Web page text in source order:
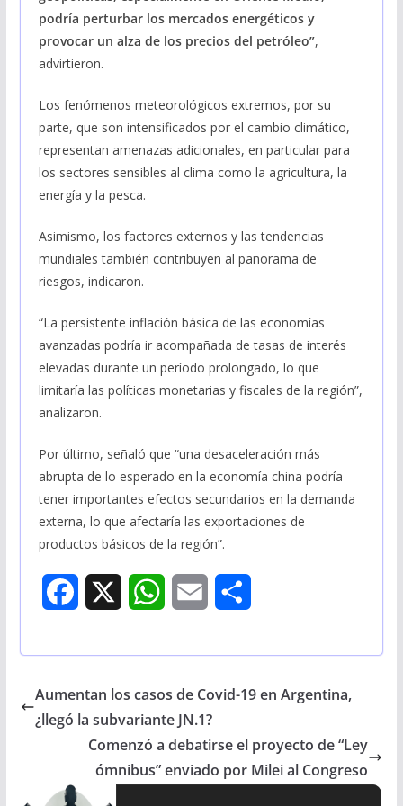
podría perturbar los mercados energéticos y
provocar un alza de los precios del petróleo”,
advirtieron.
Los fenómenos meteorológicos extremos, por su
parte, que son intensificados por el cambio climático,
representan amenazas adicionales, en particular para
los sectores sensibles al clima como la agricultura, la
energía y la pesca.
Asimismo, los factores externos y las tendencias
mundiales también contribuyen al panorama de
riesgos, indicaron.
“La persistente inflación básica de las economías
avanzadas podría ir acompañada de tasas de interés
elevadas durante un período prolongado, lo que
limitaría las políticas monetarias y fiscales de la región”,
analizaron.
Por último, señaló que “una desaceleración más
abrupta de lo esperado en la economía china podría
tener importantes efectos secundarios en la demanda
externa, lo que afectaría las exportaciones de
productos básicos de la región”.
e
W
t
A
i
l
r
Aumentan los casos de Covid-19 en Argentina,
¿llegó la subvariante JN.1?
Comenzó a debatirse el proyecto de “Ley
ómnibus” enviado por Milei al Congreso